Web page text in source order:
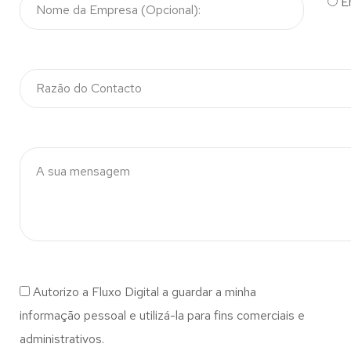
Autorizo a Fluxo Digital a guardar a minha
informação pessoal e utilizá-la para fins comerciais e
administrativos.